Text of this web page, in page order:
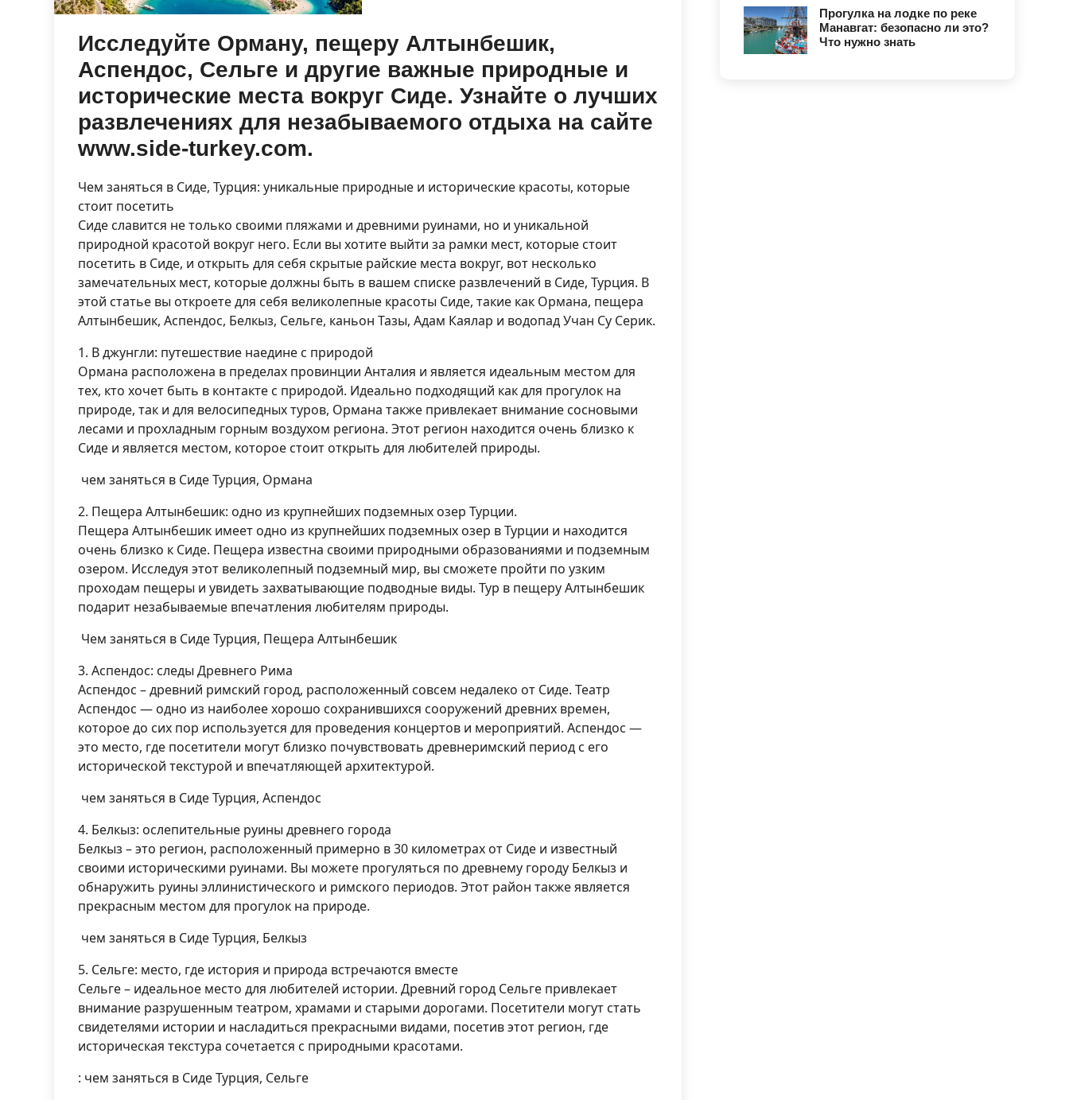
Исследуйте Орману, пещеру Алтынбешик,
Аспендос, Сельге и другие важные природные и
исторические места вокруг Сиде. Узнайте о лучших
развлечениях для незабываемого отдыха на сайте
www.side-turkey.com.
Чем заняться в Сиде, Турция: уникальные природные и исторические красоты, которые
стоит посетить
Сиде славится не только своими пляжами и древними руинами, но и уникальной
природной красотой вокруг него. Если вы хотите выйти за рамки мест, которые стоит
посетить в Сиде, и открыть для себя скрытые райские места вокруг, вот несколько
замечательных мест, которые должны быть в вашем списке развлечений в Сиде, Турция. В
этой статье вы откроете для себя великолепные красоты Сиде, такие как Ормана, пещера
Алтынбешик, Аспендос, Белкыз, Сельге, каньон Тазы, Адам Каялар и водопад Учан Су Серик.
1. В джунгли: путешествие наедине с природой
Ормана расположена в пределах провинции Анталия и является идеальным местом для
тех, кто хочет быть в контакте с природой. Идеально подходящий как для прогулок на
природе, так и для велосипедных туров, Ормана также привлекает внимание сосновыми
лесами и прохладным горным воздухом региона. Этот регион находится очень близко к
Сиде и является местом, которое стоит открыть для любителей природы.
чем заняться в Сиде Турция, Ормана
2. Пещера Алтынбешик: одно из крупнейших подземных озер Турции.
Пещера Алтынбешик имеет одно из крупнейших подземных озер в Турции и находится
очень близко к Сиде. Пещера известна своими природными образованиями и подземным
озером. Исследуя этот великолепный подземный мир, вы сможете пройти по узким
проходам пещеры и увидеть захватывающие подводные виды. Тур в пещеру Алтынбешик
подарит незабываемые впечатления любителям природы.
Чем заняться в Сиде Турция, Пещера Алтынбешик
3. Аспендос: следы Древнего Рима
Аспендос – древний римский город, расположенный совсем недалеко от Сиде. Театр
Аспендос — одно из наиболее хорошо сохранившихся сооружений древних времен,
которое до сих пор используется для проведения концертов и мероприятий. Аспендос —
это место, где посетители могут близко почувствовать древнеримский период с его
исторической текстурой и впечатляющей архитектурой.
чем заняться в Сиде Турция, Аспендос
4. Белкыз: ослепительные руины древнего города
Белкыз – это регион, расположенный примерно в 30 километрах от Сиде и известный
своими историческими руинами. Вы можете прогуляться по древнему городу Белкыз и
обнаружить руины эллинистического и римского периодов. Этот район также является
прекрасным местом для прогулок на природе.
чем заняться в Сиде Турция, Белкыз
5. Сельге: место, где история и природа встречаются вместе
Сельге – идеальное место для любителей истории. Древний город Сельге привлекает
внимание разрушенным театром, храмами и старыми дорогами. Посетители могут стать
свидетелями истории и насладиться прекрасными видами, посетив этот регион, где
историческая текстура сочетается с природными красотами.
: чем заняться в Сиде Турция, Сельге
Прогулка на лодке по реке
Манавгат: безопасно ли это?
Что нужно знать